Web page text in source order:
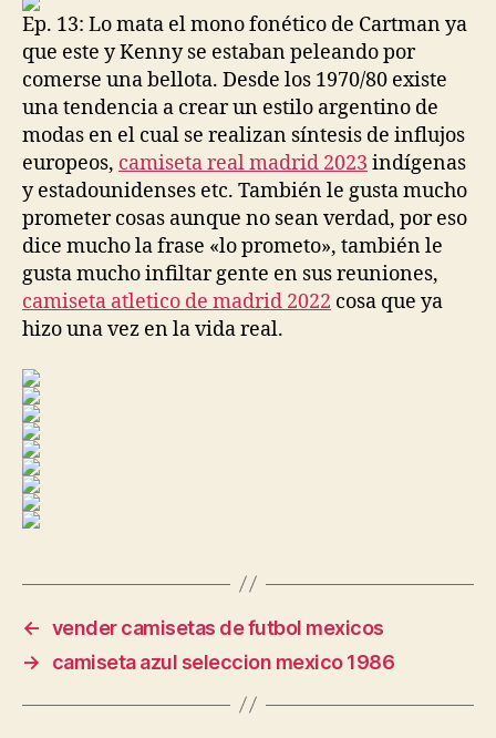
Ep. 13: Lo mata el mono fonético de Cartman ya
que este y Kenny se estaban peleando por
comerse una bellota. Desde los 1970/80 existe
una tendencia a crear un estilo argentino de
modas en el cual se realizan síntesis de influjos
europeos, camiseta real madrid 2023 indígenas
y estadounidenses etc. También le gusta mucho
prometer cosas aunque no sean verdad, por eso
dice mucho la frase «lo prometo», también le
gusta mucho infiltar gente en sus reuniones,
camiseta atletico de madrid 2022 cosa que ya
hizo una vez en la vida real.
← vender camisetas de futbol mexicos
→
camiseta azul seleccion mexico 1986